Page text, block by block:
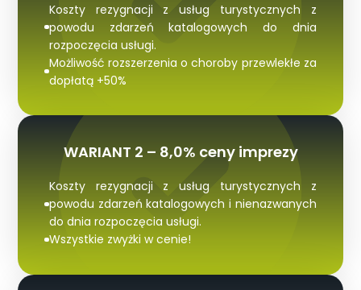
Koszty rezygnacji z usług turystycznych z
powodu zdarzeń katalogowych do dnia
rozpoczęcia usługi.
Możliwość rozszerzenia o choroby przewlekłe za
dopłatą +50%
WARIANT 2 – 8,0% ceny imprezy
Koszty rezygnacji z usług turystycznych z
powodu zdarzeń katalogowych i nienazwanych
do dnia rozpoczęcia usługi.
Wszystkie zwyżki w cenie!